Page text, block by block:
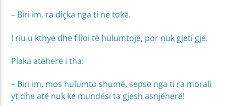
– Biri im, ra diçka nga ti në tokë.
I riu u kthye dhe filloi të hulumtojë, por nuk gjeti gjë.
Plaka atëherë i tha:
– Biri im, mos hulumto shumë, sepse nga ti ra morali
yt dhe atë nuk ke mundësi ta gjesh asnjëherë!